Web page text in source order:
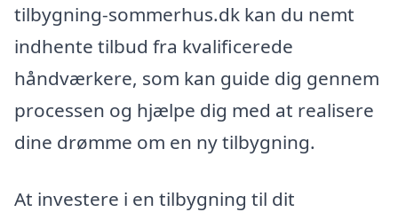
tilbygning-sommerhus.dk kan du nemt
indhente tilbud fra kvalificerede
håndværkere, som kan guide dig gennem
processen og hjælpe dig med at realisere
dine drømme om en ny tilbygning.
At investere i en tilbygning til dit